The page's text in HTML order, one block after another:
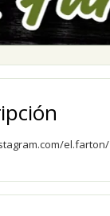
el.farton/